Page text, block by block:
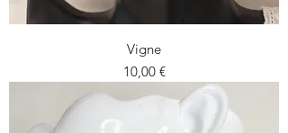
Vigne
Precio
10,00 €